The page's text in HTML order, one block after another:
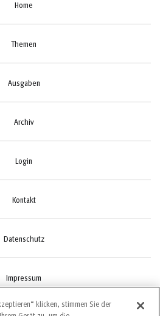
Home
Themen
Ausgaben
Archiv
Login
Kontakt
Datenschutz
Impressum
klicken, stimmen Sie der